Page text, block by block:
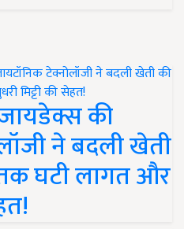
की
ने बदली खेती
घटी लागत और